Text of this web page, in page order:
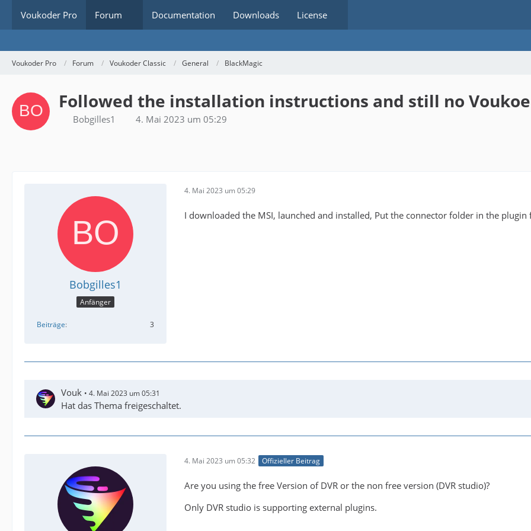
Voukoder Pro Forum Documentation Downloads License
Voukoder Pro Forum Voukoder Classic General BlackMagic
Followed the installation instructions and still no
Bobgilles1 4. Mai 2023 um 05:29
Bobgilles1
Anfänger
Beiträge 3
4. Mai 2023 um 05:29
I downloaded the MSI, launched and installed, Put the connector folder in the
Vouk 4. Mai 2023 um 05:31
Hat das Thema freigeschaltet.
4. Mai 2023 um 05:32 Offizieller Beitrag
Are you using the free Version of DVR or the non free version (DVR studio)?
Only DVR studio is supporting external plugins.